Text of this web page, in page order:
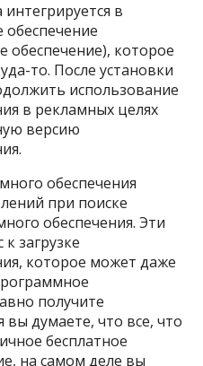
в
обеспечение), которое
то. После установки
использование
в рекламных целях
версию
обеспечения
при поиске
обеспечения. Эти
загрузке
которое может даже
получите
думаете, что все, что
бесплатное
на самом деле вы